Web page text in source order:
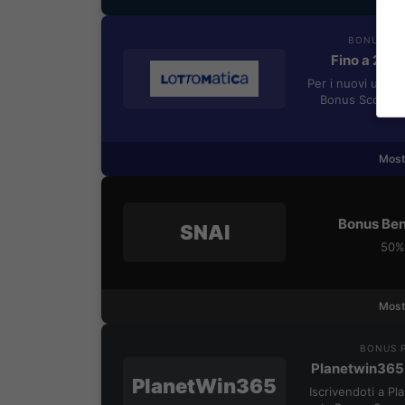
BONUS
Fino a
Per i nuovi
Bonus
SNAI Bonus
PlanetWin365
BONUS
Iscrivendoti a